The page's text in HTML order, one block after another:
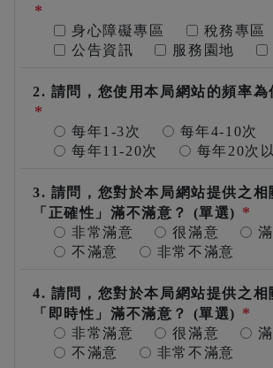
*
身心障礙專區
稅務專區
公告資訊
服務園地
2. 請問，您使用本局網站的頻率
*
每年1-3次
每年4-10次
每年11-20次
每年20次
3. 請問，您對於本局網站提供之相
「正確性」滿不滿意？ (單選) *
非常滿意 很滿意
不滿意
非常不滿意
4. 請問，您對於本局網站提供之相
「即時性」滿不滿意？ (單選) *
非常滿意 很滿意
不滿意
非常不滿意
蒐集之類別：本局因提供服務
個人資料，包含姓名、國民身
聯絡方式等資訊。
個人資料利用之期間、地區
式：
期間：本局因提供服務
間。
地區）。
對象：本局或案件權責
方式：以自動化機器或
之利用方式。
條規定，您得就個人資料依
利：
得向本局查詢、請求閱
複製本，而本局依法得